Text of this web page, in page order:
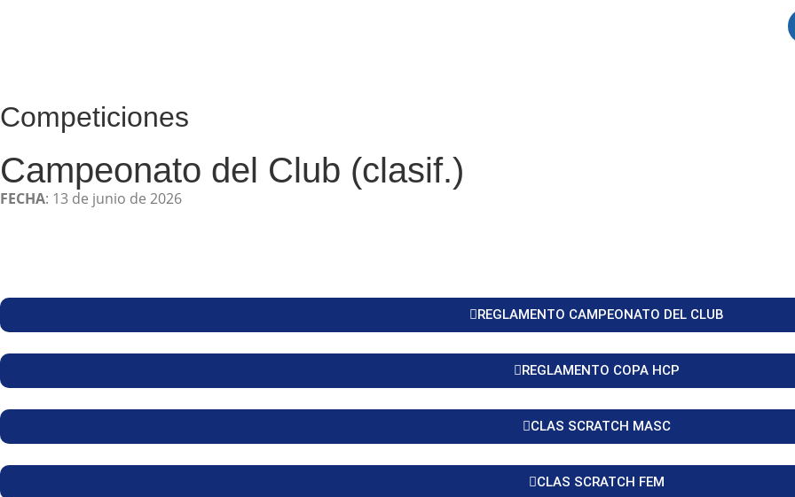
Competiciones
Campeonato del Club (clasif.)
FECHA: 13 de junio de 2026
REGLAMENTO CAMPEONATO DEL CLUB
REGLAMENTO COPA HCP
CLAS SCRATCH MASC
CLAS SCRATCH FEM